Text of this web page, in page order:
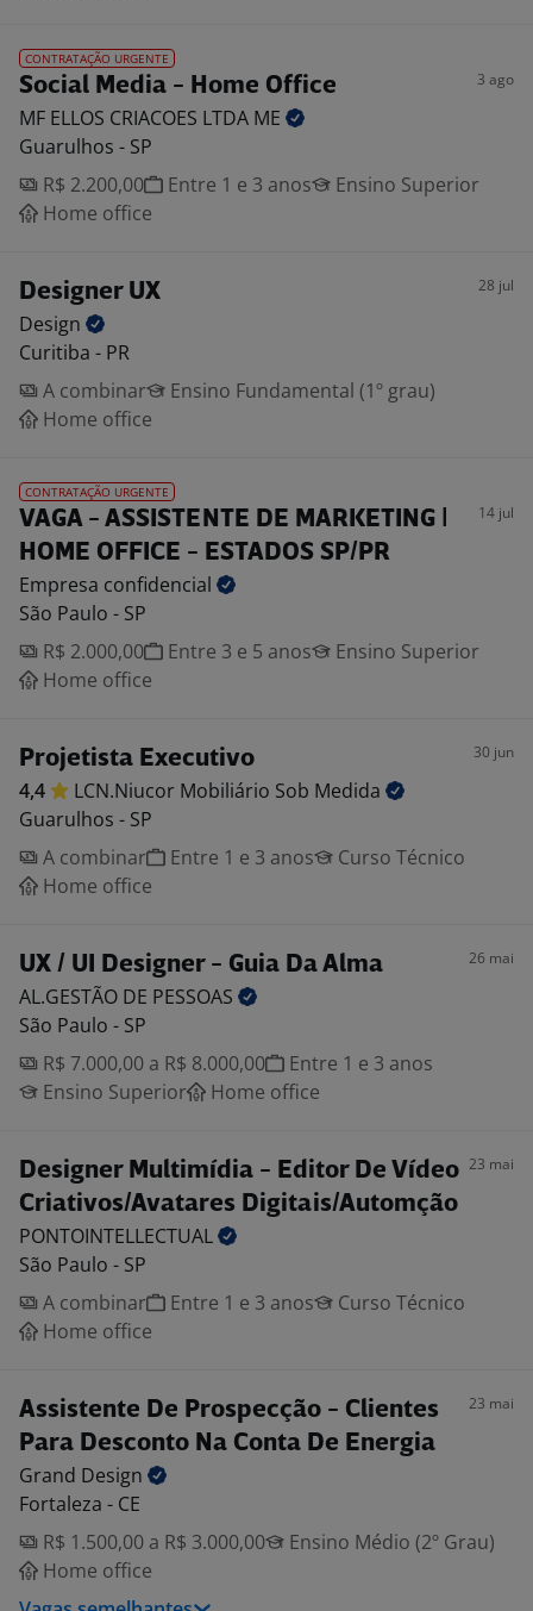
CONTRATAÇÃO URGENTE
Social Media - Home Office 3 ago
MF ELLOS CRIACOES LTDA ME
Guarulhos - SP
R$ 2.200,00
Entre 1 e 3 anos
Ensino Superior
Home office
Designer UX 28 jul
Design
Curitiba - PR
A combinar
Ensino Fundamental (1º grau)
Home office
CONTRATAÇÃO URGENTE
VAGA - ASSISTENTE DE MARKETING |
HOME OFFICE - ESTADOS SP/PR
14 jul
Empresa confidencial
São Paulo - SP
R$ 2.000,00
Entre 3 e 5 anos
Ensino Superior
Home office
Projetista Executivo 30 jun
4,4 LCN.Niucor Mobiliário Sob Medida
Guarulhos - SP
A combinar
Entre 1 e 3 anos
Curso Técnico
Home office
UX / UI Designer - Guia Da Alma 26 mai
AL.GESTÃO DE PESSOAS
São Paulo - SP
R$ 7.000,00 a R$ 8.000,00
Entre 1 e 3 anos
Ensino Superior
Home office
Designer Multimídia - Editor De Vídeo
Criativos/Avatares Digitais/Automção
23 mai
PONTOINTELLECTUAL
São Paulo - SP
A combinar
Entre 1 e 3 anos
Curso Técnico
Home office
Assistente De Prospecção - Clientes
Para Desconto Na Conta De Energia
23 mai
Grand Design
Fortaleza - CE
R$ 1.500,00 a R$ 3.000,00
Ensino Médio (2º Grau)
Home office